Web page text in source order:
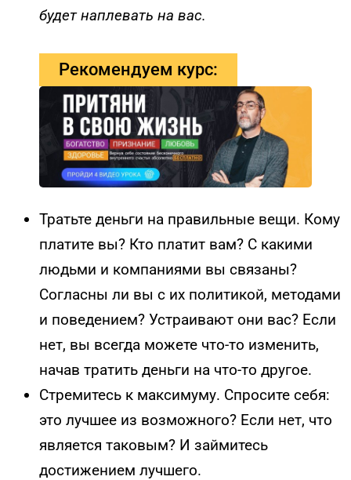
будет наплевать на вас.
Рекомендуем курс:
Тратьте деньги на правильные вещи. Кому
платите вы? Кто платит вам? С какими
людьми и компаниями вы связаны?
Согласны ли вы с их политикой, методами
и поведением? Устраивают они вас? Если
нет, вы всегда можете что-то изменить,
начав тратить деньги на что-то другое.
Стремитесь к максимуму. Спросите себя:
это лучшее из возможного? Если нет, что
является таковым? И займитесь
достижением лучшего.